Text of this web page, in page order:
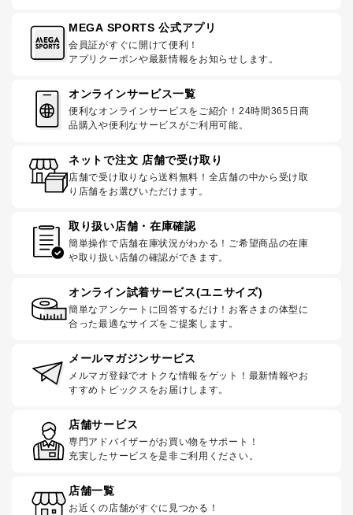
MEGA SPORTS 公式アプリ
会員証がすぐに開けて便利！
アプリクーポンや最新情報をお知らせします。
オンラインサービス一覧
便利なオンラインサービスをご紹介！24時間365日商
品購入や便利なサービスがご利用可能。
ネットで注文 店舗で受け取り
店舗で受け取りなら送料無料！全店舗の中から受け取
り店舗をお選びいただけます。
取り扱い店舗・在庫確認
簡単操作で店舗在庫状況がわかる！ご希望商品の在庫
や取り扱い店舗の確認ができます。
オンライン試着サービス(ユニサイズ)
簡単なアンケートに回答するだけ！お客さまの体型に
合った最適なサイズをご提案します。
メールマガジンサービス
メルマガ登録でオトクな情報をゲット！最新情報やお
すすめトピックスをお届けします。
店舗サービス
専門アドバイザーがお買い物をサポート！
充実したサービスを是非ご利用ください。
店舗一覧
お近くの店舗がすぐに見つかる！